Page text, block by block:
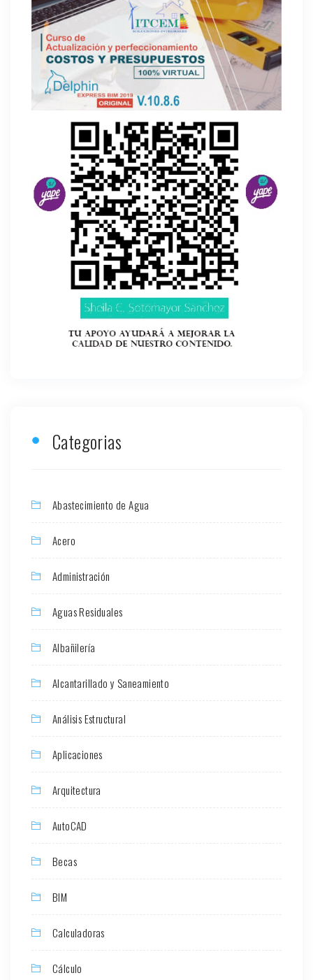
Categorias
Abastecimiento de Agua
Acero
Administración
Aguas Residuales
Albañilería
Alcantarillado y Saneamiento
Análisis Estructural
Aplicaciones
Arquitectura
AutoCAD
Becas
BIM
Calculadoras
Cálculo